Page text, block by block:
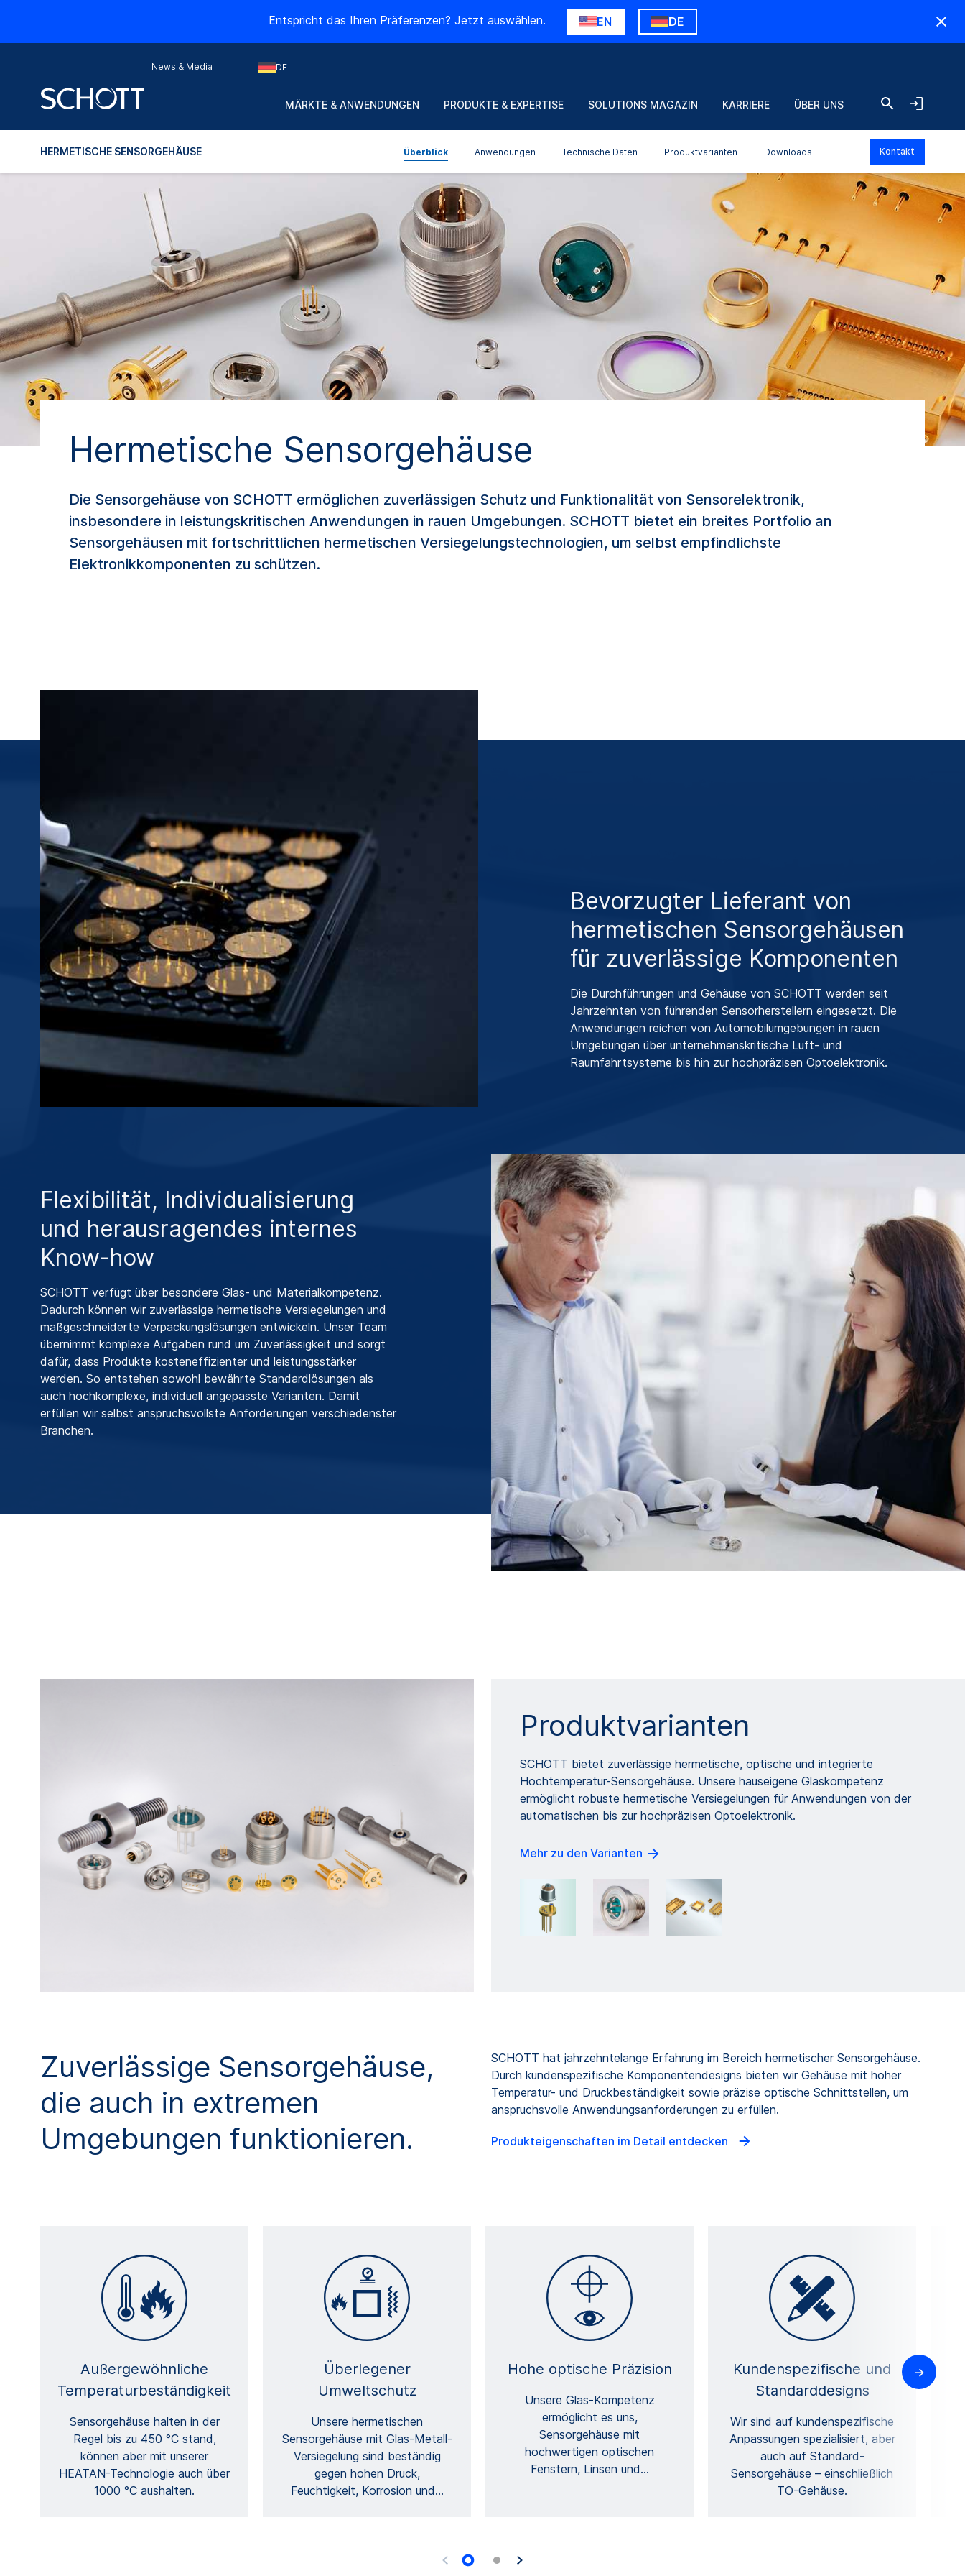
Entspricht das Ihren Präferenzen? Jetzt auswählen. EN DE
News & Media DE
MÄRKTE & ANWENDUNGEN PRODUKTE & EXPERTISE SOLUTIONS MAGAZIN KARRIERE ÜBER UNS
HERMETISCHE SENSORGEHÄUSE Überblick Anwendungen Technische Daten Produktvarianten Downloads Kontakt
Hermetische Sensorgehäuse
Die Sensorgehäuse von SCHOTT ermöglichen zuverlässigen Schutz und Funktionalität von Sensorelektronik,
insbesondere in leistungskritischen Anwendungen in rauen Umgebungen. SCHOTT bietet ein breites Portfolio an
Sensorgehäusen mit fortschrittlichen hermetischen Versiegelungstechnologien, um selbst empfindlichste
Elektronikkomponenten zu schützen.
Bevorzugter Lieferant von
hermetischen Sensorgehäusen
für zuverlässige Komponenten
Die Durchführungen und Gehäuse von SCHOTT werden seit
Jahrzehnten von führenden Sensorherstellern eingesetzt. Die
Anwendungen reichen von Automobilumgebungen in rauen
Umgebungen über unternehmenskritische Luft- und
Raumfahrtsysteme bis hin zur hochpräzisen Optoelektronik.
Flexibilität, Individualisierung
und herausragendes internes
Know-how
SCHOTT verfügt über besondere Glas- und Materialkompetenz.
Dadurch können wir zuverlässige hermetische Versiegelungen und
maßgeschneiderte Verpackungslösungen entwickeln. Unser Team
übernimmt komplexe Aufgaben rund um Zuverlässigkeit und sorgt
dafür, dass Produkte kosteneffizienter und leistungsstärker
werden. So entstehen sowohl bewährte Standardlösungen als
auch hochkomplexe, individuell angepasste Varianten. Damit
erfüllen wir selbst anspruchsvollste Anforderungen verschiedenster
Branchen.
Produktvarianten
SCHOTT bietet zuverlässige hermetische, optische und integrierte
Hochtemperatur-Sensorgehäuse. Unsere hauseigene Glaskompetenz
ermöglicht robuste hermetische Versiegelungen für Anwendungen von der
automatischen bis zur hochpräzisen Optoelektronik.
Mehr zu den Varianten
Zuverlässige Sensorgehäuse,
die auch in extremen
Umgebungen funktionieren.
SCHOTT hat jahrzehntelange Erfahrung im Bereich hermetischer Sensorgehäuse.
Durch kundenspezifische Komponentendesigns bieten wir Gehäuse mit hoher
Temperatur- und Druckbeständigkeit sowie präzise optische Schnittstellen, um
anspruchsvolle Anwendungsanforderungen zu erfüllen.
Produkteigenschaften im Detail entdecken
Außergewöhnliche
Temperaturbeständigkeit
Sensorgehäuse halten in der
Regel bis zu 450 °C stand,
können aber mit unserer
HEATAN-Technologie auch über
1000 °C aushalten.
Überlegener
Umweltschutz
Unsere hermetischen
Sensorgehäuse mit Glas-Metall-
Versiegelung sind beständig
gegen hohen Druck,
Feuchtigkeit, Korrosion und…
Hohe optische Präzision
Unsere Glas-Kompetenz
ermöglicht es uns,
Sensorgehäuse mit
hochwertigen optischen
Fenstern, Linsen und…
Kundenspezifische und
Standarddesigns
Wir sind auf kundenspezifische
Anpassungen spezialisiert, aber
auch auf Standard-
Sensorgehäuse – einschließlich
TO-Gehäuse.